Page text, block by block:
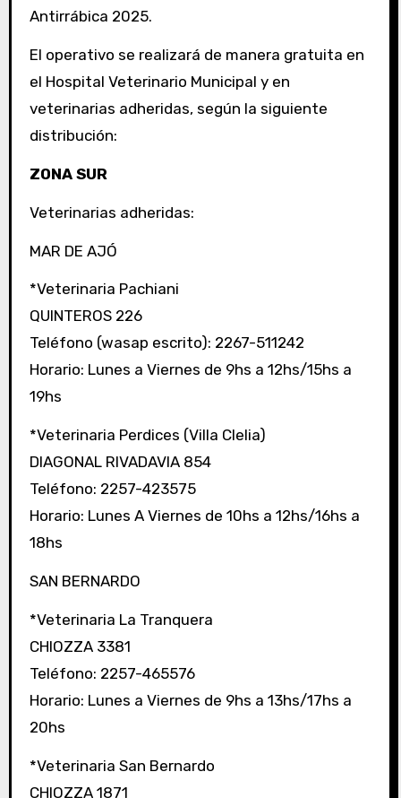
Antirrábica 2025.
El operativo se realizará de manera gratuita en
el Hospital Veterinario Municipal y en
veterinarias adheridas, según la siguiente
distribución:
ZONA SUR
Veterinarias adheridas:
MAR DE AJÓ
*Veterinaria Pachiani
QUINTEROS 226
Teléfono (wasap escrito): 2267-511242
Horario: Lunes a Viernes de 9hs a 12hs/15hs a
19hs
*Veterinaria Perdices (Villa Clelia)
DIAGONAL RIVADAVIA 854
Teléfono: 2257-423575
Horario: Lunes A Viernes de 10hs a 12hs/16hs a
18hs
SAN BERNARDO
*Veterinaria La Tranquera
CHIOZZA 3381
Teléfono: 2257-465576
Horario: Lunes a Viernes de 9hs a 13hs/17hs a
20hs
*Veterinaria San Bernardo
CHIOZZA 1871